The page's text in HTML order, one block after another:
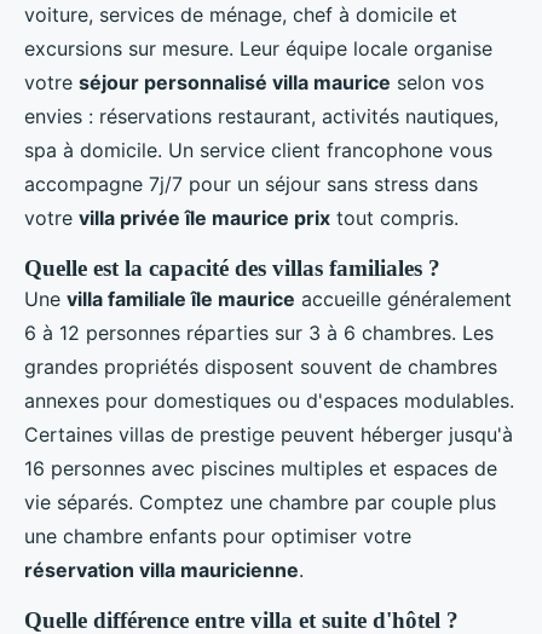
voiture, services de ménage, chef à domicile et
excursions sur mesure. Leur équipe locale organise
votre séjour personnalisé villa maurice selon vos
envies : réservations restaurant, activités nautiques,
spa à domicile. Un service client francophone vous
accompagne 7j/7 pour un séjour sans stress dans
votre villa privée île maurice prix tout compris.
Quelle est la capacité des villas familiales ?
Une villa familiale île maurice accueille généralement
6 à 12 personnes réparties sur 3 à 6 chambres. Les
grandes propriétés disposent souvent de chambres
annexes pour domestiques ou d'espaces modulables.
Certaines villas de prestige peuvent héberger jusqu'à
16 personnes avec piscines multiples et espaces de
vie séparés. Comptez une chambre par couple plus
une chambre enfants pour optimiser votre
réservation villa mauricienne.
Quelle différence entre villa et suite d'hôtel ?